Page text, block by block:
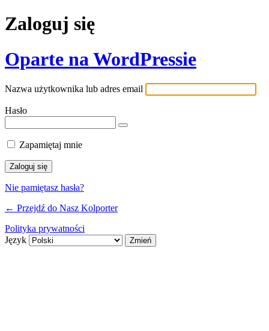
Zaloguj się
Oparte na WordPressie
Nazwa użytkownika lub adres email
Hasło
Zapamiętaj mnie
Nie pamiętasz hasła?
← Przejdź do Nasz Kolporter
Polityka prywatności
Język